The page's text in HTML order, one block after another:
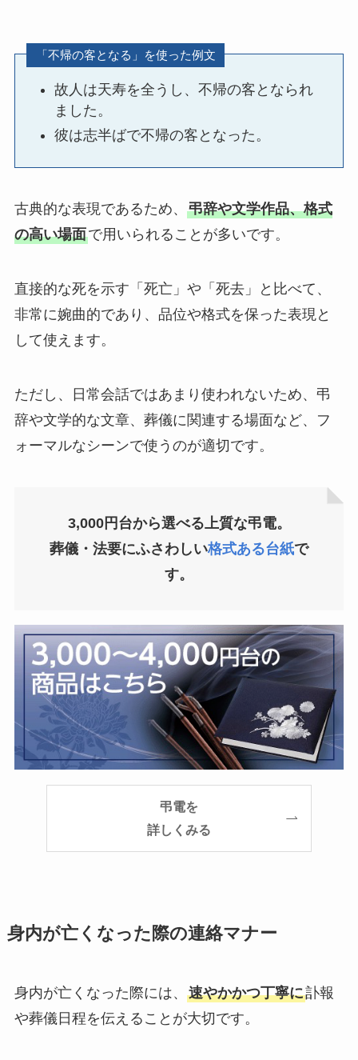
「不帰の客となる」を使った例文
故人は天寿を全うし、不帰の客となられ
ました。
彼は志半ばで不帰の客となった。
古典的な表現であるため、 弔辞や文学作品、格式
の高い場面で用いられることが多いです。
直接的な死を示す「死亡」や「死去」と比べて、
非常に婉曲的であり、品位や格式を保った表現と
して使えます。
ただし、日常会話ではあまり使われないため、弔
辞や文学的な文章、葬儀に関連する場面など、フ
ォーマルなシーンで使うのが適切です。
3,000円台から選べる上質な弔電。
葬儀・法要にふさわしい格式ある台紙で
す。
弔電を
詳しくみる
身内が亡くなった際の連絡マナー
身内が亡くなった際には、 速やかかつ丁寧に訃報
や葬儀日程を伝えることが大切です。